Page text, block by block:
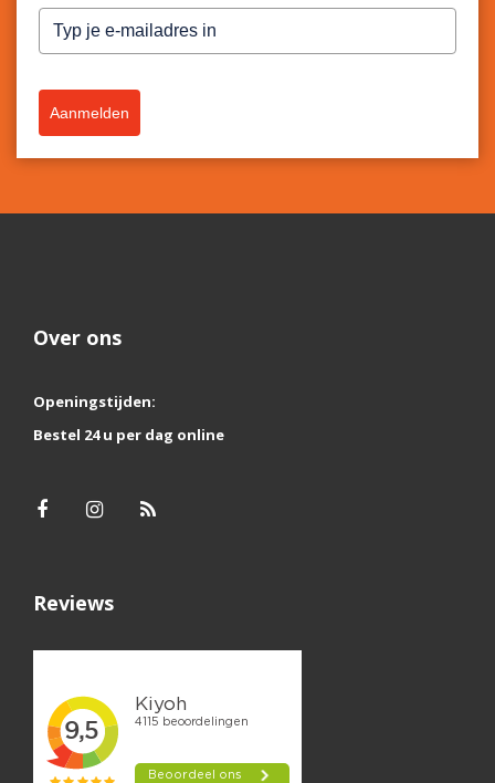
Aanmelden
Over ons
Openingstijden:
Bestel 24 u per dag online
Reviews